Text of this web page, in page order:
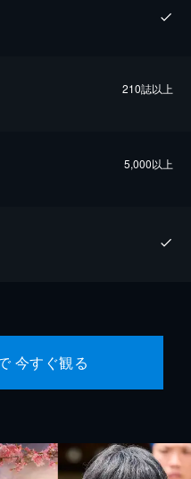
210誌以上
5,000以上
今すぐ観る